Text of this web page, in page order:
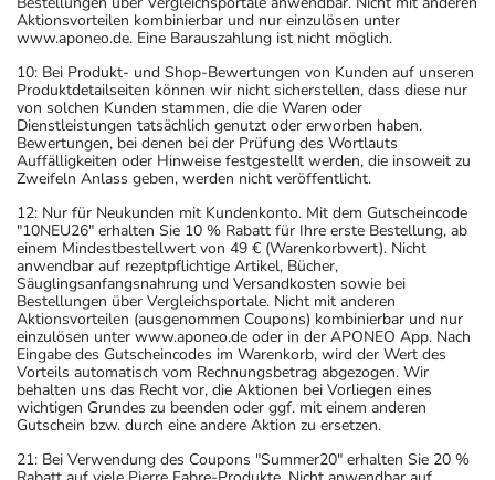
Aktionsvorteilen kombinierbar und nur einzulösen unter
www.aponeo.de. Eine Barauszahlung ist nicht möglich.
10: Bei Produkt- und Shop-Bewertungen von Kunden auf unseren
Produktdetailseiten können wir nicht sicherstellen, dass diese nur
von solchen Kunden stammen, die die Waren oder
Dienstleistungen tatsächlich genutzt oder erworben haben.
Bewertungen, bei denen bei der Prüfung des Wortlauts
Auffälligkeiten oder Hinweise festgestellt werden, die insoweit zu
Zweifeln Anlass geben, werden nicht veröffentlicht.
12: Nur für Neukunden mit Kundenkonto. Mit dem Gutscheincode
"10NEU26" erhalten Sie 10 % Rabatt für Ihre erste Bestellung, ab
einem Mindestbestellwert von 49 € (Warenkorbwert). Nicht
anwendbar auf rezeptpflichtige Artikel, Bücher,
Säuglingsanfangsnahrung und Versandkosten sowie bei
Bestellungen über Vergleichsportale. Nicht mit anderen
Aktionsvorteilen (ausgenommen Coupons) kombinierbar und nur
einzulösen unter www.aponeo.de oder in der APONEO App. Nach
Eingabe des Gutscheincodes im Warenkorb, wird der Wert des
Vorteils automatisch vom Rechnungsbetrag abgezogen. Wir
behalten uns das Recht vor, die Aktionen bei Vorliegen eines
wichtigen Grundes zu beenden oder ggf. mit einem anderen
Gutschein bzw. durch eine andere Aktion zu ersetzen.
21: Bei Verwendung des Coupons "Summer20" erhalten Sie 20 %